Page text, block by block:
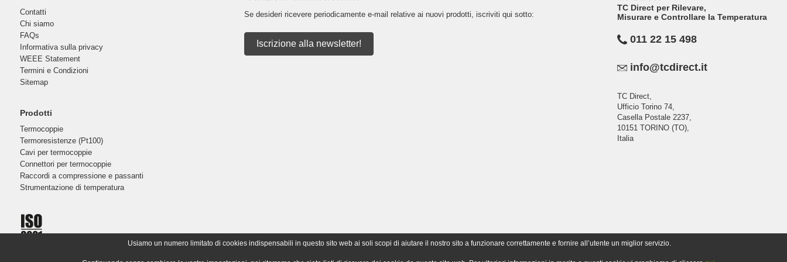
Contatti
Chi siamo
FAQs
Informativa sulla privacy
WEEE Statement
Termini e Condizioni
Sitemap
Prodotti
Termocoppie
Termoresistenze (Pt100)
Cavi per termocoppie
Connettori per termocoppie
Raccordi a compressione e passanti
Strumentazione di temperatura
Se desideri ricevere periodicamente e-mail relative ai nuovi prodotti, iscriviti qui sotto:
Iscrizione alla newsletter!
TC Direct per Rilevare,
Misurare e Controllare la Temperatura
011 22 15 498
info@tcdirect.it
TC Direct,
Ufficio Torino 74,
Casella Postale 2237,
10151 TORINO (TO),
Italia
Usiamo un numero limitato di cookies indispensabili in questo sito web ai soli scopi di aiutare il nostro sito a funzionare correttamente e fornire all’utente un miglior servizio.